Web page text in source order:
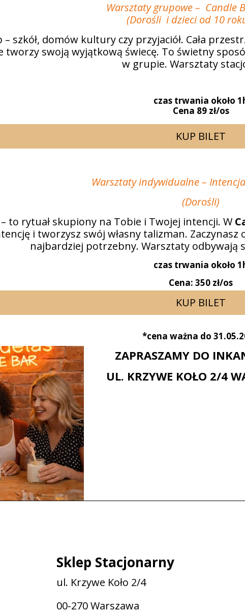
KUP BILET
KUP BILET
ZAPRASZAMY DO
UL. KRZYWE KOŁO 2/4
Warsztaty indywidualne –
(Dorośli)
to rytuał skupiony na Tobie i Twojej intencji. W
i tworzysz swój własny talizman.
najbardziej potrzebny. Warsztaty odbywają
czas trwania około
Cena: 350 zł/os
*cena ważna do
Warsztaty grupowe – Candle
(Dorośli i dzieci od 10
szkół, domów kultury czy przyjaciół. Cała
tworzy swoją wyjątkową świecę. To świetny
w grupie. Warsztaty
czas trwania około
Cena 89 zł/os
ul. Krzywe Koło 2/4
00-270 Warszawa
Sklep Stacjonarny